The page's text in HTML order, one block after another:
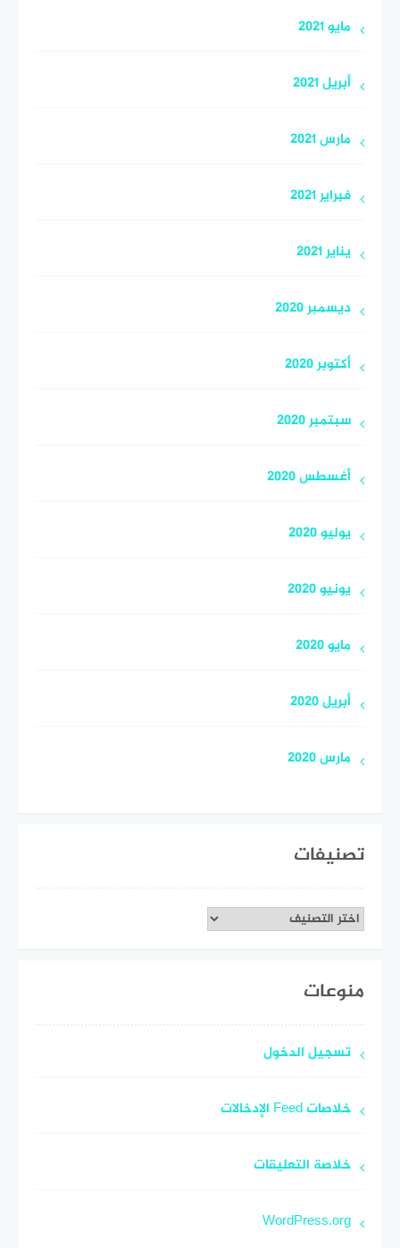
مايو 2021
أبريل 2021
مارس 2021
فبراير 2021
يناير 2021
ديسمبر 2020
أكتوبر 2020
سبتمبر 2020
أغسطس 2020
يوليو 2020
يونيو 2020
مايو 2020
أبريل 2020
مارس 2020
تصنيفات
تصنيفات
منوعات
تسجيل الدخول
خلاصات Feed الإدخالات
خلاصة التعليقات
WordPress.org